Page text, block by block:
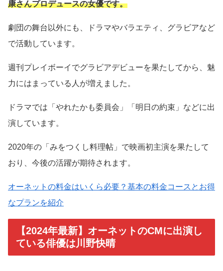
康さんプロデュースの女優です。
劇団の舞台以外にも、ドラマやバラエティ、グラビアなど
で活動しています。
週刊プレイボーイでグラビアデビューを果たしてから、魅
力にはまっている人が増えました。
ドラマでは「やれたかも委員会」「明日の約束」などに出
演しています。
2020年の「みをつくし料理帖」で映画初主演を果たして
おり、今後の活躍が期待されます。
オーネットの料金はいくら必要？基本の料金コースとお得
なプランを紹介
【2024年最新】オーネットのCMに出演し
ている俳優は川野快晴